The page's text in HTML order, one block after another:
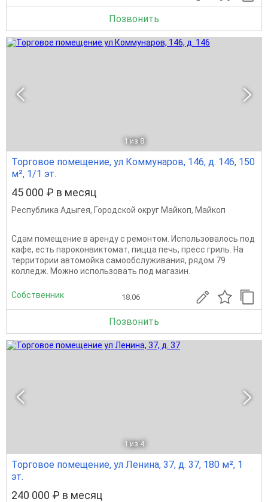
Позвонить
1 из 8
Торговое помещение, ул Коммунаров, 146, д. 146, 150
м², 1/1 эт.
45 000 ₽ в месяц
Республика Адыгея, Городской округ Майкоп, Майкоп
Сдам помещение в аренду с ремонтом. Использовалось под
кафе, есть пароконвиктомат, пицца печь, пресс гриль. На
территории автомойка самообслуживания, рядом 79
колледж. Можно использовать под магазин.
Собственник 18.06
Позвонить
1 из 4
Торговое помещение, ул Ленина, 37, д. 37, 180 м², 1
эт.
240 000 ₽ в месяц